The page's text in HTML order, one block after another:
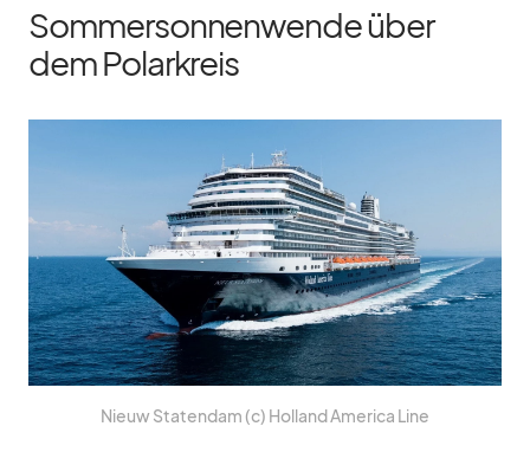
Sommersonnenwende über
dem Polarkreis
Nieuw Sta­ten­dam (c) Hol­land Ame­rica Line